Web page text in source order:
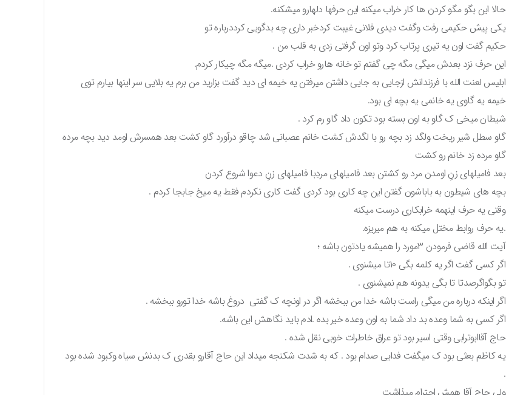
حالا این بگو مگو کردن ها کار خراب میکنه این حرفها دلهارو میشکنه.
یکی پیش حکیمی رفت وگفت دیدی فلانی غیبت کردخبر داری چه بدگویی کرددرباره تو
حکیم گفت اون یه تیری پرتاب کرد وتو اون گرفتی زدی به قلب من .
این حرف نزد بعدش میگی مگه چی گفتم تو خانه هارو خراب کردی .میگه مگه چیکار کردم.
ابلیس لعنت الله با فرزندانش ازجایی به جایی داشتن میرفتن یه خیمه ای دید گفت بزارید من برم یه بلایی سر اینها بیارم توی
خیمه یه گاوی یه خانمی یه بچه ای بود.
شیطان میخی ک گاو به اون بسته بود تکون داد گاو رم کرد .
گاو سطل شیر ریخت ولگد زد بچه رو با لگدش کشت خانم عصبانی شد چاقو درآورد گاو کشت بعد همسرش اومد دید بچه مرده
گاو مرده زد خانم رو کشت
بعد فامیلهای زنِ اومدن مرد رو کشتن بعد فامیلهای مردِبا فامیلهای زنِ دعوا شروع کردن
بچه های شیطون به باباشون گفتن این چه کاری بود کردی گفت کاری نکردم فقط یه میخ جابجا کردم .
وقتی یه حرف اینهمه خرابکاری درست میکنه
.یه حرف روابط مختل میکنه به هم میریزه.
آیت الله قاضی فرمودن ۳مورد را همیشه یادتون باشه ؛
اگر کسی گفت اگر یه کلمه بگی ۱۰تا میشنوی .
تو بگواگرصدتا تا بگی یدونه هم نمیشنوی .
اگر اینکه درباره من میگی راست باشه خدا من ببخشه اگر در اونچه ک گفتی دروغ باشه خدا تورو ببخشه .
اگر کسی به شما وعده بد داد شما به اون وعده خیر بده .ادم باید نگاهش این باشه.
حاج آقاابوترابی وقتی اسیر بود تو عراق خاطرات خوبی نقل شده .
یه کاظم بعثی بود ک میگفت فدایی صدام بود . که به شدت شکنجه میداد این حاج آقارو بقدری ک بدنش سیاه وکبود شده بود
.